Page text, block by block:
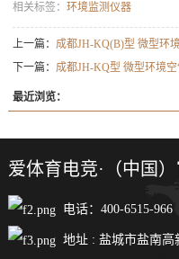
相关标签： 环境监测仪器
上一篇： 成都JH-KQ(B)型 微型环
下一篇： 成都JH-KQ型 微型环境空
最近浏览：
爱体育电竞·（中国
电话：400-6515-966
地址 : 盐城市盐南高